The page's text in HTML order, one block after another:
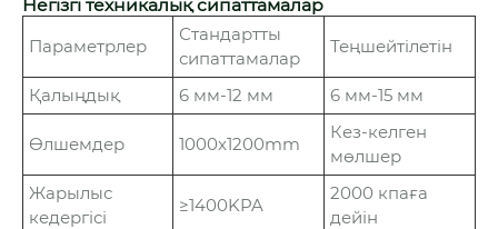
Негізгі техникалық сипаттамалар
Параметрлер
Стандартты
сипаттамалар
Теңшейтілетін
Қалыңдық 6 мм-12 мм 6 мм-15 мм
Өлшемдер 1000x1200mm
Кез-келген
мөлшер
Жарылыс
кедергісі
≥1400KPA
2000 кпаға
дейін